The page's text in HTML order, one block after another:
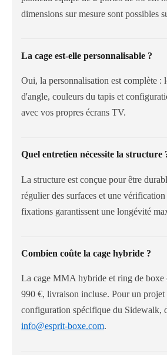
dimensions sur mesure sont possibles
La cage est-elle personnalisable ?
Oui, la personnalisation est complète :
d'angle, couleurs du tapis et
avec vos propres écrans TV.
Quel entretien nécessite la structure
La structure est conçue pour être
régulier des surfaces et une
fixations garantissent une longévité
Combien coûte la cage hybride ?
La cage MMA hybride et ring de boxe
990 €, livraison incluse. Pour un projet
configuration spécifique du Sidewalk,
info@esprit-boxe.com.